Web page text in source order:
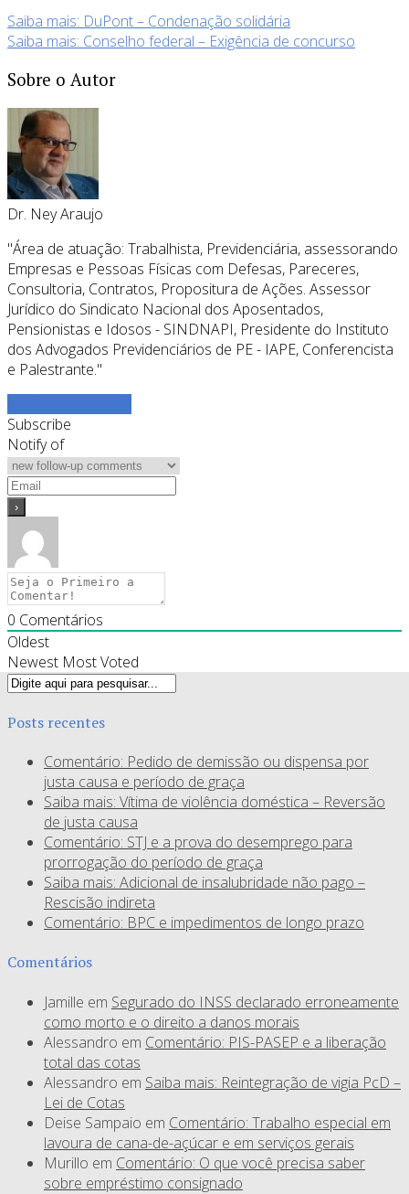
Saiba mais: DuPont – Condenação solidária
Saiba mais: Conselho federal – Exigência de concurso
Sobre o Autor
Dr. Ney Araujo
"Área de atuação: Trabalhista, Previdenciária, assessorando
Empresas e Pessoas Físicas com Defesas, Pareceres,
Consultoria, Contratos, Propositura de Ações. Assessor
Jurídico do Sindicato Nacional dos Aposentados,
Pensionistas e Idosos - SINDNAPI, Presidente do Instituto
dos Advogados Previdenciários de PE - IAPE, Conferencista
e Palestrante."
Subscribe
Notify of
0 Comentários
Oldest
Newest Most Voted
Posts recentes
Comentário: Pedido de demissão ou dispensa por
justa causa e período de graça
Saiba mais: Vítima de violência doméstica – Reversão
de justa causa
Comentário: STJ e a prova do desemprego para
prorrogação do período de graça
Saiba mais: Adicional de insalubridade não pago –
Rescisão indireta
Comentário: BPC e impedimentos de longo prazo
Comentários
Jamille em Segurado do INSS declarado erroneamente
como morto e o direito a danos morais
Alessandro em Comentário: PIS-PASEP e a liberação
total das cotas
Alessandro em Saiba mais: Reintegração de vigia PcD –
Lei de Cotas
Deise Sampaio em Comentário: Trabalho especial em
lavoura de cana-de-açúcar e em serviços gerais
Murillo em Comentário: O que você precisa saber
sobre empréstimo consignado